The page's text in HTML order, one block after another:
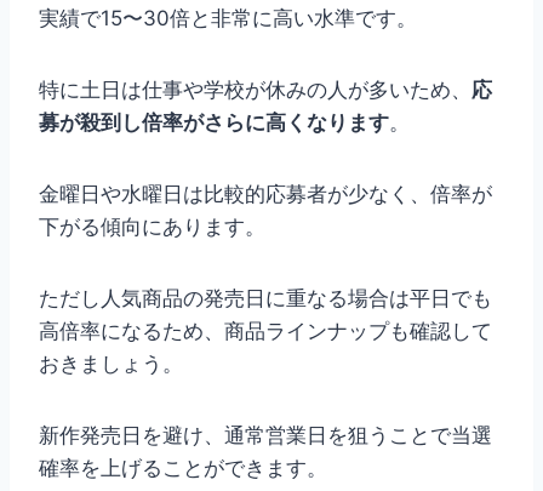
実績で15〜30倍と非常に高い水準です。
特に土日は仕事や学校が休みの人が多いため、 応
募が殺到し倍率がさらに高くなります。
金曜日や水曜日は比較的応募者が少なく、倍率が
下がる傾向にあります。
ただし人気商品の発売日に重なる場合は平日でも
高倍率になるため、商品ラインナップも確認して
おきましょう。
新作発売日を避け、通常営業日を狙うことで当選
確率を上げることができます。